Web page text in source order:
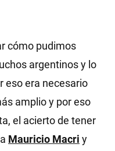
cómo pudimos
argentinos y lo
eso era necesario
amplio y por eso
el acierto de tener
Mauricio Macri y